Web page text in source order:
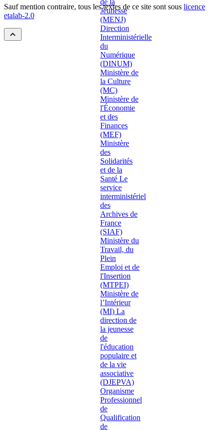
Sauf mention contraire, tous les textes de ce site sont sous licence
etalab-2.0